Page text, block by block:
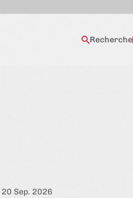
Recherche
20 Sep. 2026